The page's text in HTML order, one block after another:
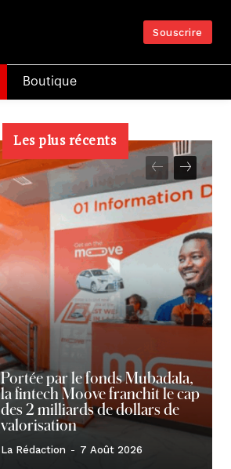
Souscrire
Boutique
Les plus récents
Portée par le fonds Mubadala,
la fintech Moove franchit le cap
des 2 milliards de dollars de
valorisation
La Rédaction - 7 Août 2026